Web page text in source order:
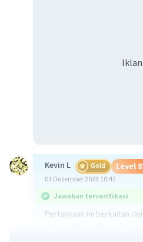
Iklan
Kevin L Gold Level
01 Desember 2023 10:42
Jawaban terverifikasi
Pertanyaan ini berkaitan